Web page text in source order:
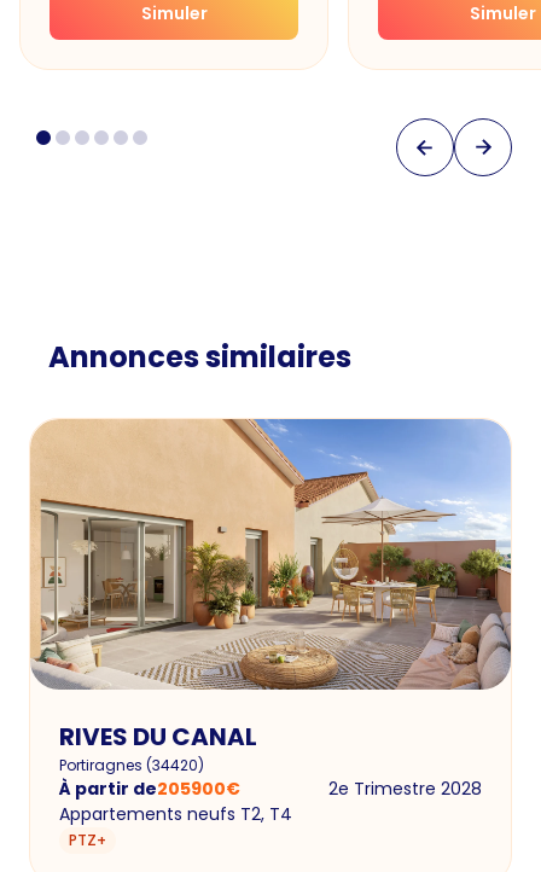
Simuler Simuler
Annonces similaires
RIVES DU CANAL
Portiragnes (34420)
À partir de205900€
2e Trimestre 2028
Appartements neufs T2, T4
PTZ+